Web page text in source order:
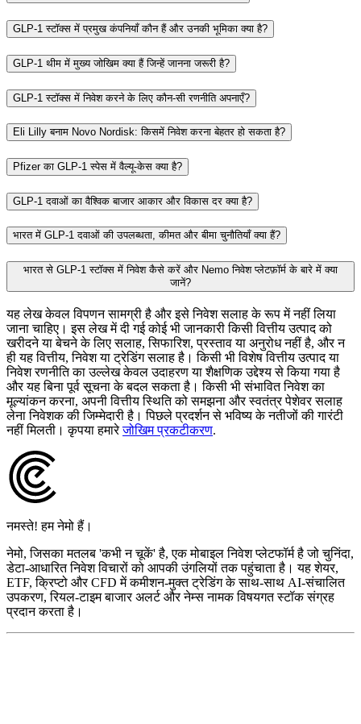
GLP-1 स्टॉक्स में प्रमुख कंपनियाँ कौन हैं और उनकी भूमिका क्या है?
GLP-1 थीम में मुख्य जोखिम क्या हैं जिन्हें जानना जरूरी है?
GLP-1 स्टॉक्स में निवेश करने के लिए कौन‑सी रणनीति अपनाएँ?
Eli Lilly बनाम Novo Nordisk: किसमें निवेश करना बेहतर हो सकता है?
Pfizer का GLP-1 स्पेस में वैल्यू‑केस क्या है?
GLP-1 दवाओं का वैश्विक बाजार आकार और विकास दर क्या है?
भारत में GLP-1 दवाओं की उपलब्धता, कीमत और बीमा चुनौतियाँ क्या हैं?
भारत से GLP-1 स्टॉक्स में निवेश कैसे करें और Nemo निवेश प्लेटफ़ॉर्म के बारे में क्या
जानें?
यह लेख केवल विपणन सामग्री है और इसे निवेश सलाह के रूप में नहीं लिया
जाना चाहिए। इस लेख में दी गई कोई भी जानकारी किसी वित्तीय उत्पाद को
खरीदने या बेचने के लिए सलाह, सिफारिश, प्रस्ताव या अनुरोध नहीं है, और न
ही यह वित्तीय, निवेश या ट्रेडिंग सलाह है। किसी भी विशेष वित्तीय उत्पाद या
निवेश रणनीति का उल्लेख केवल उदाहरण या शैक्षणिक उद्देश्य से किया गया है
और यह बिना पूर्व सूचना के बदल सकता है। किसी भी संभावित निवेश का
मूल्यांकन करना, अपनी वित्तीय स्थिति को समझना और स्वतंत्र पेशेवर सलाह
लेना निवेशक की जिम्मेदारी है। पिछले प्रदर्शन से भविष्य के नतीजों की गारंटी
नहीं मिलती। कृपया हमारे जोखिम प्रकटीकरण.
नमस्ते! हम नेमो हैं।
नेमो, जिसका मतलब 'कभी न चूकें' है, एक मोबाइल निवेश प्लेटफॉर्म है जो चुनिंदा,
डेटा-आधारित निवेश विचारों को आपकी उंगलियों तक पहुंचाता है। यह शेयर,
ETF, क्रिप्टो और CFD में कमीशन-मुक्त ट्रेडिंग के साथ-साथ AI-संचालित
उपकरण, रियल-टाइम बाजार अलर्ट और नेम्स नामक विषयगत स्टॉक संग्रह
प्रदान करता है।